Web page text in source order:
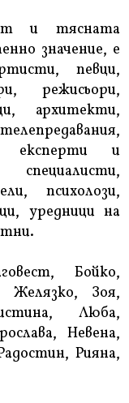
и тясната
значение, е
певци,
режисьори,
архитекти,
експерти и
психолози,
уредници на
Бойко,
Желязко, Зоя,
Люба,
Невена,
Рияна,